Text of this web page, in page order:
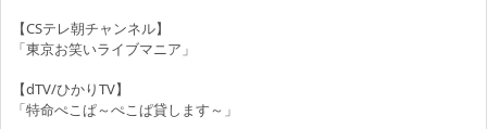
【CSテレ朝チャンネル】
「東京お笑いライブマニア」
【dTV/ひかりTV】
「特命ぺこぱ～ぺこぱ貸します～」